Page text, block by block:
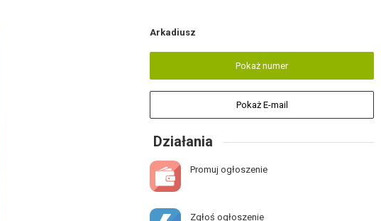
Arkadiusz
Pokaż numer
Pokaż E-mail
Działania
Promuj ogłoszenie
Zgłoś ogłoszenie